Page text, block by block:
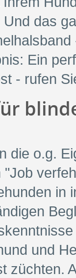
das
Ein
- rufen
die o.g.
in
und
züchten.